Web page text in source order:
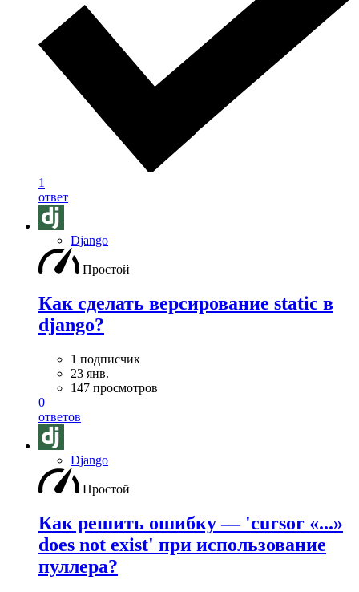
1
ответ
Django
Простой
Как сделать версирование static в
django?
1 подписчик
23 янв.
147 просмотров
0
ответов
Django
Простой
Как решить ошибку — 'cursor «...»
does not exist' при использование
пуллера?